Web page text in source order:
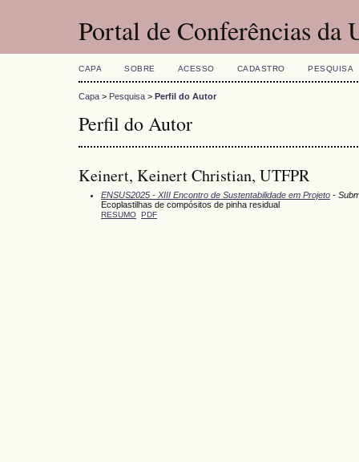
Portal de Conferências da
CAPA SOBRE ACESSO CADASTRO PESQUISA
Capa > Pesquisa > Perfil do Autor
Perfil do Autor
Keinert, Keinert Christian, UTFPR
ENSUS2025 - XIII Encontro de Sustentabilidade em Projeto -
Ecoplastilhas de compósitos de pinha residual
RESUMO PDF